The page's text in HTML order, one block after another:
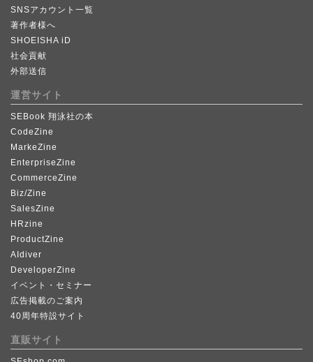
SNSアカウント一覧
著作者様へ
SHOEISHA iD
社会貢献
外部送信
運営サイト
SEBook 翔泳社の本
CodeZine
MarkeZine
EnterpriseZine
CommerceZine
Biz/Zine
SalesZine
HRzine
ProductZine
AIdiver
DeveloperZine
イベント・セミナー
広告掲載のご案内
40周年特設サイト
直販サイト